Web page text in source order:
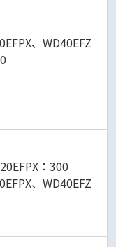
、WD40EFZ
：300
、WD40EFZ